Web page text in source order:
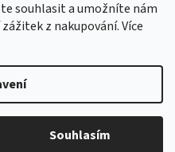
souhlasit a umožníte nám
z nakupování.Více
Souhlasím
Shoptet
vyhrazena.
widget.